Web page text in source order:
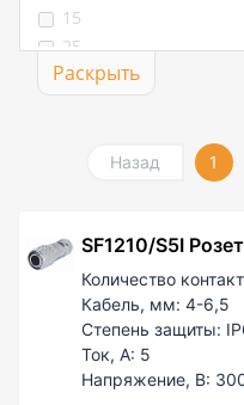
7.6-8
8-8.5
8-12
11-11.5
11.6-12
15
25
25 / 5
Раскрыть
Назад 1
SF1210/S5I
Количество
Кабель, мм: 4-6,5
Степень защиты:
Ток, А: 5
Напряжение, В: